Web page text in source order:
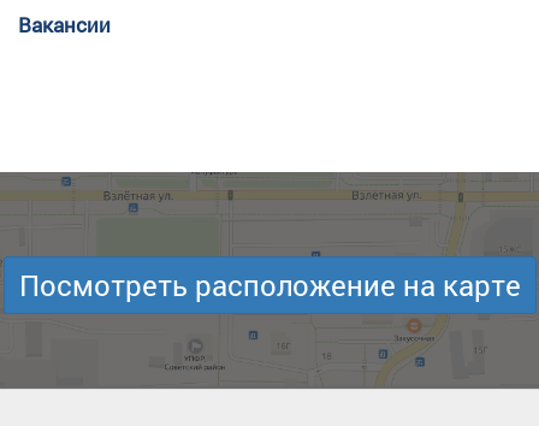
Вакансии
Посмотреть расположение на карте